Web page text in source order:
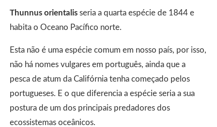
Thunnus orientalis seria a quarta espécie de 1844 e
habita o Oceano Pacífico norte.
Esta não é uma espécie comum em nosso país, por isso,
não há nomes vulgares em português, ainda que a
pesca de atum da Califórnia tenha começado pelos
portugueses. E o que diferencia a espécie seria a sua
postura de um dos principais predadores dos
ecossistemas oceânicos.